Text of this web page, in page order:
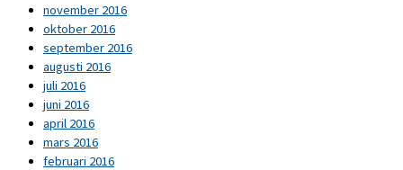
november 2016
oktober 2016
september 2016
augusti 2016
juli 2016
juni 2016
april 2016
mars 2016
februari 2016